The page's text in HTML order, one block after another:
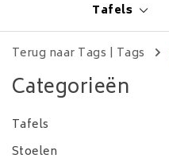
Tafels
Terug naar Tags | Tags
Categorieën
Tafels
Stoelen